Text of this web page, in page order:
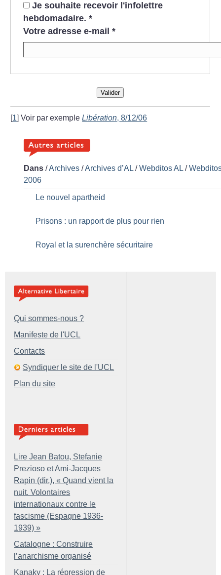
Je souhaite recevoir l'infolettre
hebdomadaire. *
Votre adresse e-mail *
Valider
[1]Voir par exempleLibération, 8/12/06
Dans /Archives /Archives d’AL /Webditos AL /
2006
Le nouvel apartheid
Prisons : un rapport de plus pour rien
Royal et la surenchère sécuritaire
Qui sommes-nous ?
Manifeste de l'UCL
Contacts
Syndiquer le site de l'UCL
Plan du site
Lire Jean Batou, Stefanie
Prezioso et Ami-Jacques
Rapin (dir.), « Quand vient la
nuit. Volontaires
internationaux contre le
fascisme (Espagne 1936-
1939) »
Catalogne : Construire
l’anarchisme organisé
Kanaky : La répression de